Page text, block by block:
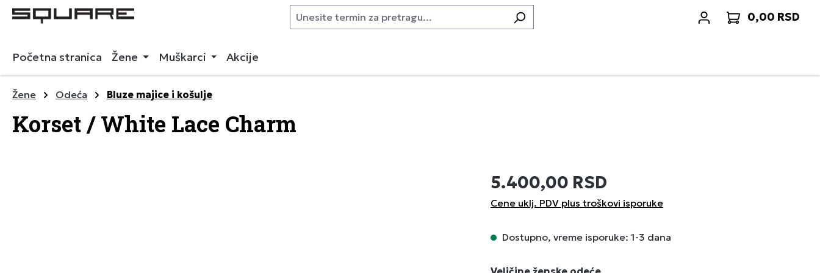
Preskoči na glavnu navigaciju 0,00 RSD
Početna stranica Žene Muškarci Akcije
Žene Odeća Bluze majice i košulje
Korset / White Lace Charm
5.400,00 RSD
Cene uklj. PDV plus troškovi isporuke
Dostupno, vreme isporuke: 1-3 dana
Izaberi